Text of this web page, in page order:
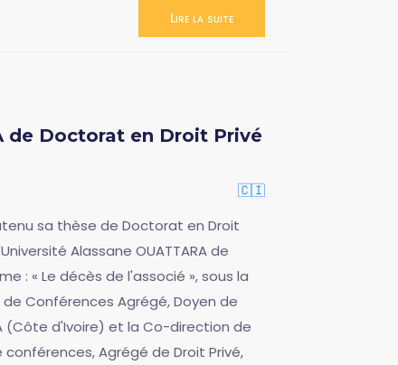
Lire la suite
de Doctorat en Droit Privé
🇨🇮
sa thèse de Doctorat en Droit
Alassane OUATTARA de
: « Le décès de l'associé », sous la
de Conférences Agrégé, Doyen de
(Côte d'Ivoire) et la Co-direction de
conférences, Agrégé de Droit Privé,